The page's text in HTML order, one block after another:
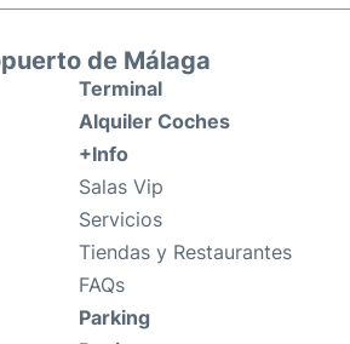
de Málaga
Terminal
Alquiler Coches
+Info
Salas Vip
Servicios
Tiendas y Restaurantes
FAQs
Parking